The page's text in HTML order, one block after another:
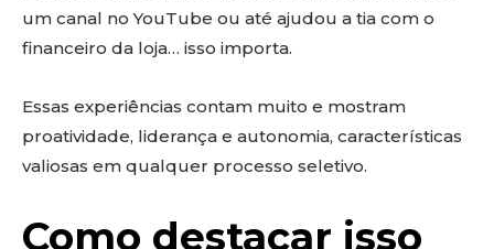
um canal no YouTube ou até ajudou a tia com o
financeiro da loja… isso importa.
Essas experiências contam muito e mostram
proatividade, liderança e autonomia, características
valiosas em qualquer processo seletivo.
Como destacar isso